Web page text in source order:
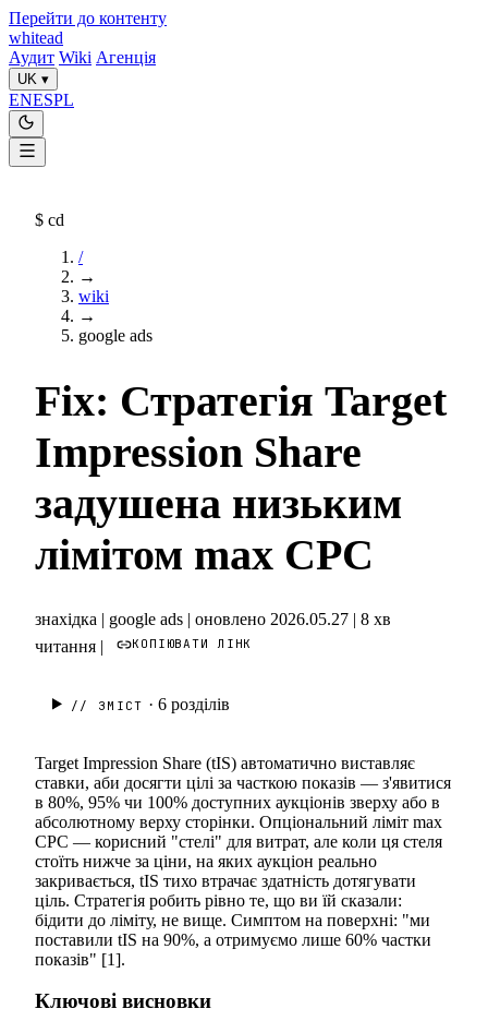
Перейти до контенту
whitead
Аудит Wiki Агенція
UK ▾
ENESPL
$ cd
/
→
wiki
→
google ads
Fix: Стратегія Target
Impression Share
задушена низьким
лімітом max CPC
знахідка | google ads | оновлено 2026.05.27 | 8 хв
читання | КОПІЮВАТИ ЛІНК
// ЗМІСТ · 6 розділів
Target Impression Share (tIS) автоматично виставляє
ставки, аби досягти цілі за часткою показів — з'явитися
в 80%, 95% чи 100% доступних аукціонів зверху або в
абсолютному верху сторінки. Опціональний ліміт max
CPC — корисний "стелі" для витрат, але коли ця стеля
стоїть нижче за ціни, на яких аукціон реально
закривається, tIS тихо втрачає здатність дотягувати
ціль. Стратегія робить рівно те, що ви їй сказали:
бідити до ліміту, не вище. Симптом на поверхні: "ми
поставили tIS на 90%, а отримуємо лише 60% частки
показів" [1].
Ключові висновки